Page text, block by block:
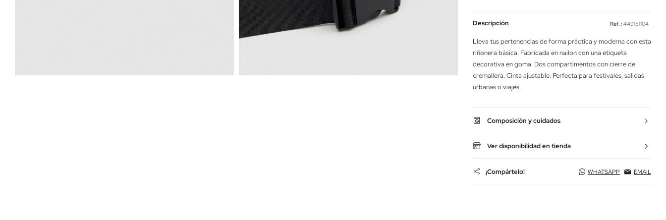
Descripción Ref. : 449151104
Lleva tus pertenencias de forma práctica y moderna con esta
riñonera básica. Fabricada en nailon con una etiqueta
decorativa en goma. Dos compartimentos con cierre de
cremallera. Cinta ajustable. Perfecta para festivales, salidas
urbanas o viajes.
Composición y cuidados
Ver disponibilidad en tienda
¡Compártelo! WHATSAPP EMAIL